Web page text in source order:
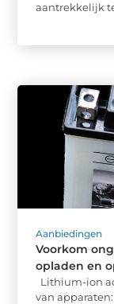
aantrekkelijk
Aanbiedingen
Voorkom
opladen en
Lithium-ion
van